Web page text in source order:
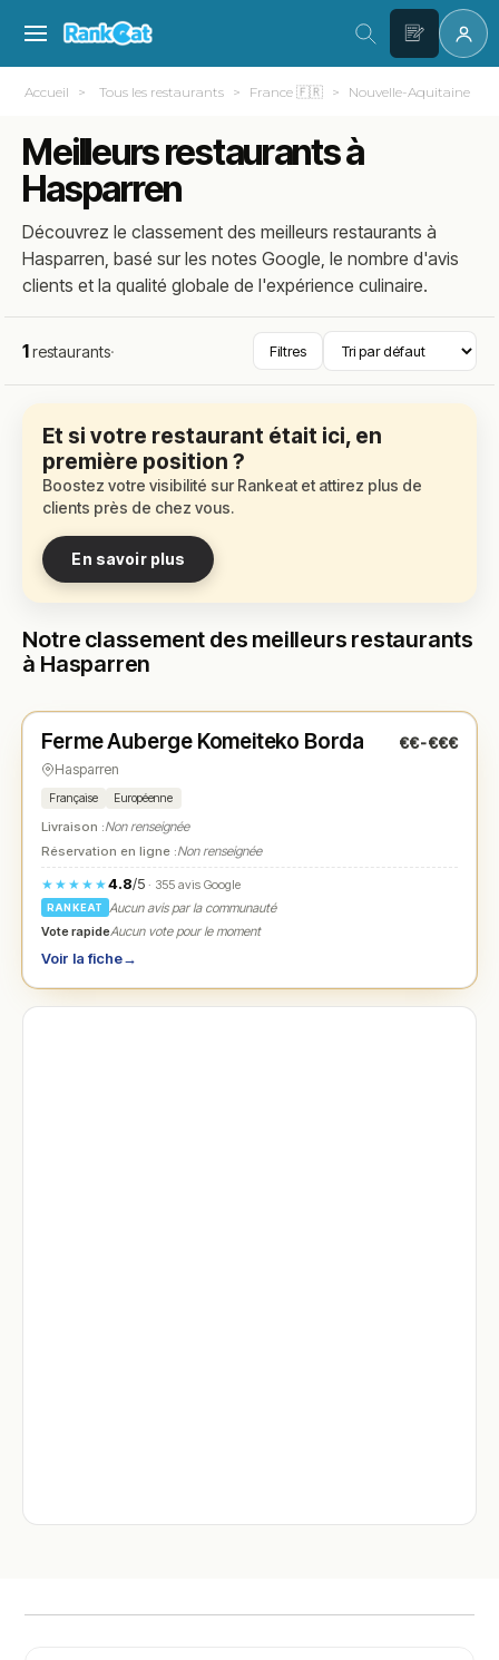
Accueil Tous les restaurants France 🇫🇷 Nouvelle-Aquitaine
Meilleurs restaurants à
Hasparren
Découvrez le classement des meilleurs restaurants à
Hasparren, basé sur les notes Google, le nombre d'avis
clients et la qualité globale de l'expérience culinaire.
1restaurants· Filtres
Et si votre restaurant était ici, en
première position ?
Boostez votre visibilité sur Rankeat et attirez plus de
clients près de chez vous.
En savoir plus
Notre classement des meilleurs restaurants
à Hasparren
★ N° 1
Ferme Auberge Komeiteko Borda €€-€€€
Hasparren
Française Européenne
Livraison :Non renseignée
Réservation en ligne :Non renseignée
★★★★★4.8/5· 355 avis Google
RANKEAT
Aucun avis par la communauté
Vote rapideAucun vote pour le moment
Voir la fiche→